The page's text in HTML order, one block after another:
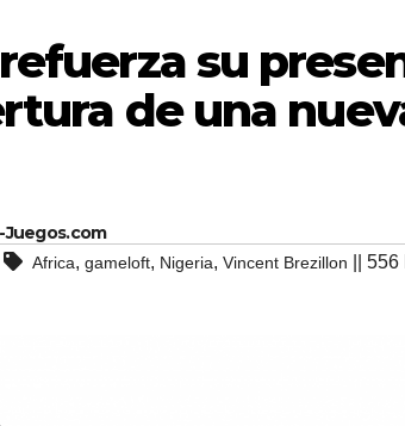
su
de una
Africa, gameloft, Nigeria, Vincent Brezillon ||